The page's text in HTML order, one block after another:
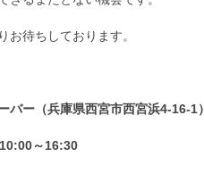
お待ちしております。
バー（兵庫県西宮市西宮浜4-16-1）
～16:30